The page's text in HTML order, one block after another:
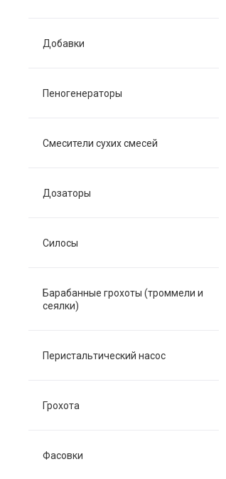
Добавки
Пеногенераторы
Смесители сухих смесей
Дозаторы
Силосы
Барабанные грохоты (троммели и
сеялки)
Перистальтический насос
Грохота
Фасовки